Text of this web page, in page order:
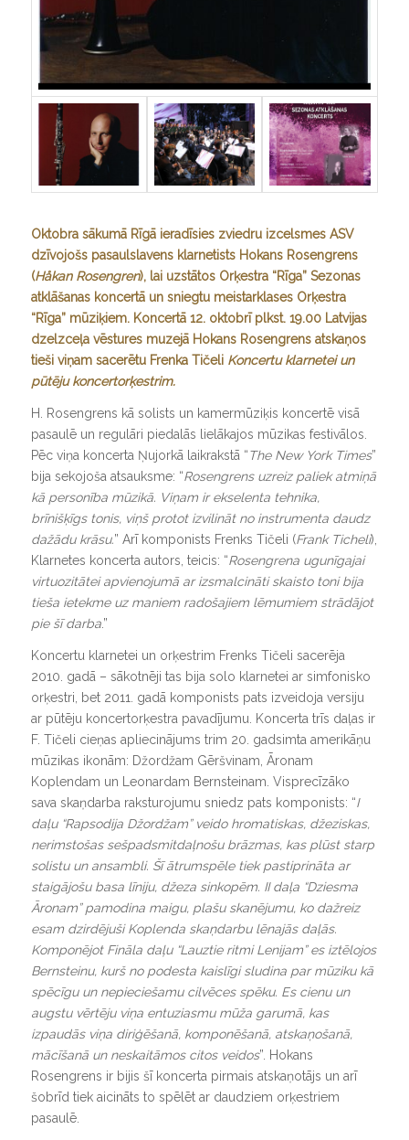
Oktobra sākumā Rīgā ieradīsies zviedru izcelsmes ASV
dzīvojošs pasaulslavens klarnetists Hokans Rosengrens
(Håkan Rosengren), lai uzstātos Orķestra “Rīga” Sezonas
atklāšanas koncertā un sniegtu meistarklases Orķestra
“Rīga” mūziķiem. Koncertā 12. oktobrī plkst. 19.00 Latvijas
dzelzceļa vēstures muzejā Hokans Rosengrens atskaņos
tieši viņam sacerētu Frenka Tičeli Koncertu klarnetei un
pūtēju koncertorķestrim.
H. Rosengrens kā solists un kamermūziķis koncertē visā
pasaulē un regulāri piedalās lielākajos mūzikas festivālos.
Pēc viņa koncerta Ņujorkā laikrakstā “The New York Times”
bija sekojoša atsauksme: “Rosengrens uzreiz paliek atmiņā
kā personība mūzikā. Viņam ir ekselenta tehnika,
brīnišķīgs tonis, viņš protot izvilināt no instrumenta daudz
dažādu krāsu.” Arī komponists Frenks Tičeli (Frank Ticheli),
Klarnetes koncerta autors, teicis: “Rosengrena ugunīgajai
virtuozitātei apvienojumā ar izsmalcināti skaisto toni bija
tieša ietekme uz maniem radošajiem lēmumiem strādājot
pie šī darba.”
Koncertu klarnetei un orķestrim Frenks Tičeli sacerēja
2010. gadā – sākotnēji tas bija solo klarnetei ar simfonisko
orķestri, bet 2011. gadā komponists pats izveidoja versiju
ar pūtēju koncertorķestra pavadījumu. Koncerta trīs daļas ir
F. Tičeli cieņas apliecinājums trim 20. gadsimta amerikāņu
mūzikas ikonām: Džordžam Gēršvinam, Āronam
Koplendam un Leonardam Bernsteinam. Visprecīzāko
sava skaņdarba raksturojumu sniedz pats komponists: “I
daļu “Rapsodija Džordžam” veido hromatiskas, džeziskas,
nerimstošas sešpadsmitdaļnošu brāzmas, kas plūst starp
solistu un ansambli. Šī ātrumspēle tiek pastiprināta ar
staigājošu basa līniju, džeza sinkopēm. II daļa “Dziesma
Āronam” pamodina maigu, plašu skanējumu, ko dažreiz
esam dzirdējuši Koplenda skaņdarbu lēnajās daļās.
Komponējot Fināla daļu “Lauztie ritmi Lenijam” es iztēlojos
Bernsteinu, kurš no podesta kaislīgi sludina par mūziku kā
spēcīgu un nepieciešamu cilvēces spēku. Es cienu un
augstu vērtēju viņa entuziasmu mūža garumā, kas
izpaudās viņa diriģēšanā, komponēšanā, atskaņošanā,
mācīšanā un neskaitāmos citos veidos”. Hokans
Rosengrens ir bijis šī koncerta pirmais atskaņotājs un arī
šobrīd tiek aicināts to spēlēt ar daudziem orķestriem
pasaulē.